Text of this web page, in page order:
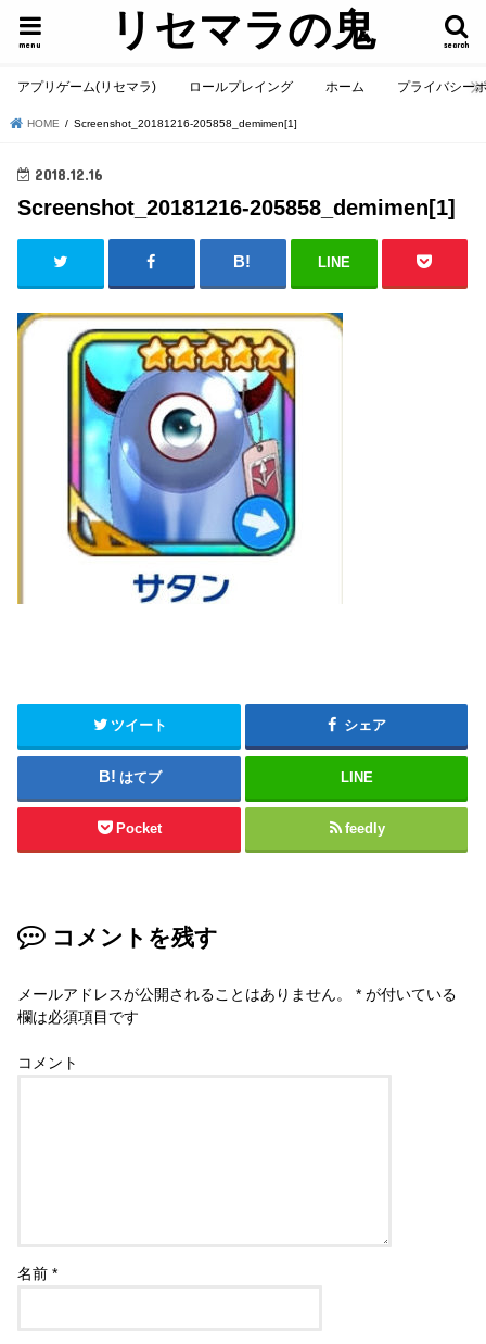
リセマラの鬼 search
menu
アプリゲーム(リセマラ) ロールプレイング ホーム プライバシー
HOME Screenshot_20181216-205858_demimen[1]
2018.12.16
Screenshot_20181216-205858_demimen[1]
LINE
ツイート シェア
はてブ LINE
Pocket feedly
コメントを残す
メールアドレスが公開されることはありません。 * が付いている
欄は必須項目です
コメント
名前*